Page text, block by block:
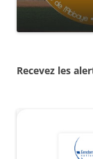
Recevez les